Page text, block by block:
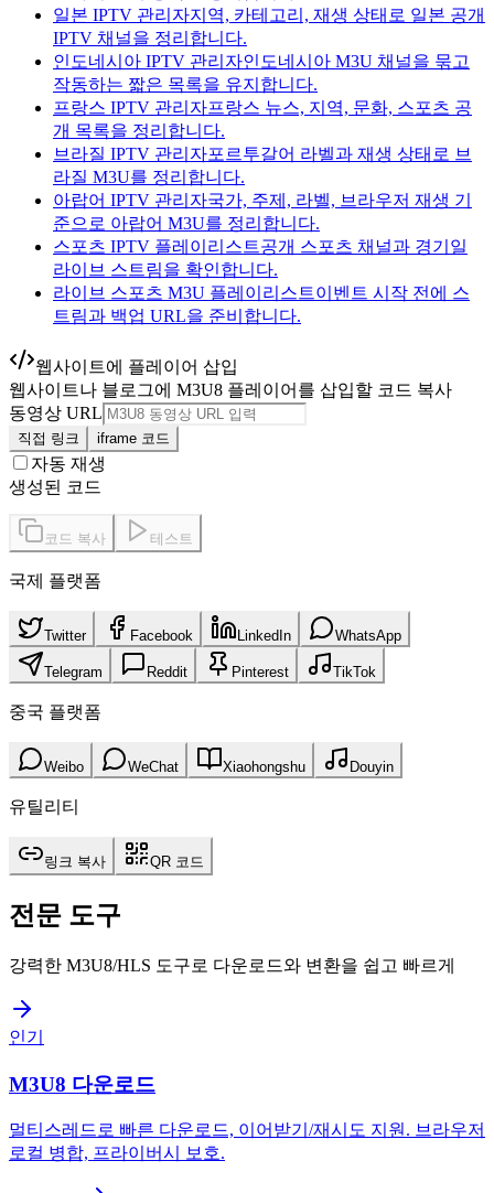
일본 IPTV 관리자지역, 카테고리, 재생 상태로 일본 공개
IPTV 채널을 정리합니다.
인도네시아 IPTV 관리자인도네시아 M3U 채널을 묶고
작동하는 짧은 목록을 유지합니다.
프랑스 IPTV 관리자프랑스 뉴스, 지역, 문화, 스포츠 공
개 목록을 정리합니다.
브라질 IPTV 관리자포르투갈어 라벨과 재생 상태로 브
라질 M3U를 정리합니다.
아랍어 IPTV 관리자국가, 주제, 라벨, 브라우저 재생 기
준으로 아랍어 M3U를 정리합니다.
스포츠 IPTV 플레이리스트공개 스포츠 채널과 경기일
라이브 스트림을 확인합니다.
라이브 스포츠 M3U 플레이리스트이벤트 시작 전에 스
트림과 백업 URL을 준비합니다.
웹사이트에 플레이어 삽입
웹사이트나 블로그에 M3U8 플레이어를 삽입할 코드 복사
동영상 URL
직접 링크 iframe 코드
자동 재생
생성된 코드
코드 복사 테스트
국제 플랫폼
Twitter Facebook LinkedIn WhatsApp
Telegram Reddit Pinterest TikTok
중국 플랫폼
Weibo WeChat Xiaohongshu Douyin
유틸리티
링크 복사 QR 코드
전문 도구
강력한 M3U8/HLS 도구로 다운로드와 변환을 쉽고 빠르게
인기
M3U8 다운로드
멀티스레드로 빠른 다운로드, 이어받기/재시도 지원. 브라우저
로컬 병합, 프라이버시 보호.